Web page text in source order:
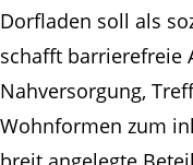
Dorfladen soll als
schafft barrierefreie
Nahversorgung,
Wohnformen zum